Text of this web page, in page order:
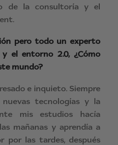
de la consultoría y el
pero todo un experto
el entorno 2.0, ¿Cómo
mundo?
e inquieto. Siempre
tecnologías y la
mis estudios hacía
mañanas y aprendía a
por las tardes, después